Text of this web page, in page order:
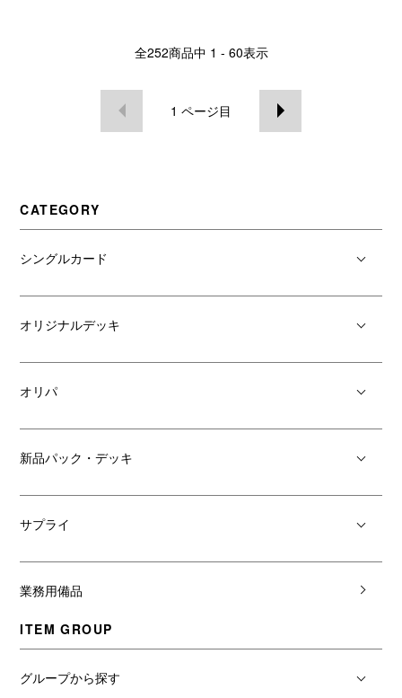
全252商品中 1 - 60表示
1 ページ目
CATEGORY
シングルカード
オリジナルデッキ
オリパ
新品パック・デッキ
サプライ
業務用備品
ITEM GROUP
グループから探す